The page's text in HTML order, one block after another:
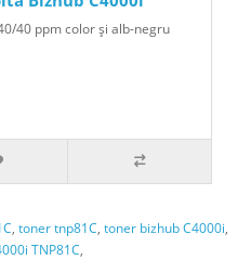
40 ppm color şi alb-negru
, toner tnp81C, toner bizhub C4000i,
TNP81C,